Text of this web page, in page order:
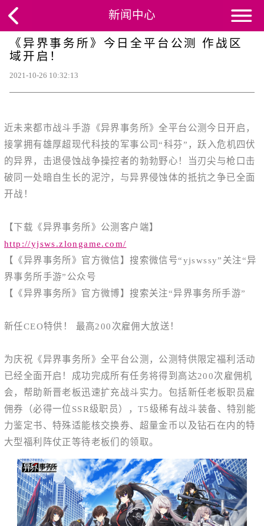
新闻中心
《异界事务所》今日全平台公测 作战区
域开启！
2021-10-26 10:32:13
近未来都市战斗手游《异界事务所》全平台公测今日开启，
接掌拥有雄厚超现代科技的军事公司“科芬”，跃入危机四伏
的异界，击退侵蚀战争操控者的勃勃野心！当刃尖与枪口击
破同一处暗自生长的泥泞，与异界侵蚀体的抵抗之争已全面
开战！
【下载《异界事务所》公测客户端】
http://yjsws.zlongame.com/
【《异界事务所》官方微信】搜索微信号“yjswssy”关注“异
界事务所手游”公众号
【《异界事务所》官方微博】搜索关注“异界事务所手游”
新任CEO特供！ 最高200次雇佣大放送！
为庆祝《异界事务所》全平台公测，公测特供限定福利活动
已经全面开启！成功完成所有任务将得到高达200次雇佣机
会，帮助新晋老板迅速扩充战斗实力。包括新任老板职员雇
佣券（必得一位SSR级职员），T5级稀有战斗装备、特别能
力鉴定书、特殊适能核交换券、超量金币以及钻石在内的特
大型福利阵仗正等待老板们的领取。